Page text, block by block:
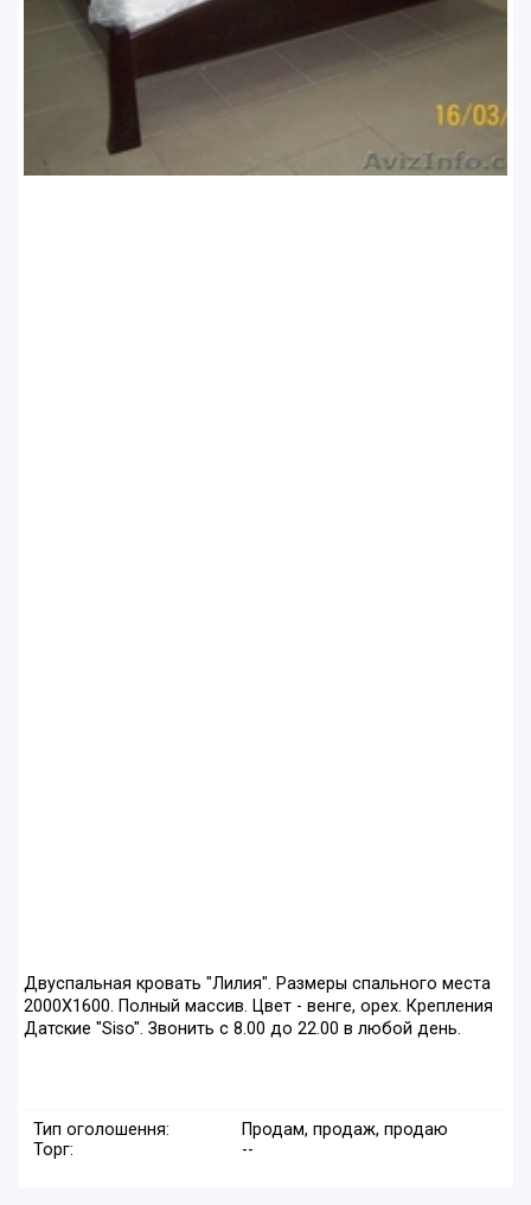
Двуспальная кровать "Лилия". Размеры спального места
2000Х1600. Полный массив. Цвет - венге, орех. Крепления
Датские "Siso". Звонить с 8.00 до 22.00 в любой день.
Тип оголошення:
Продам, продаж, продаю
Торг:
--